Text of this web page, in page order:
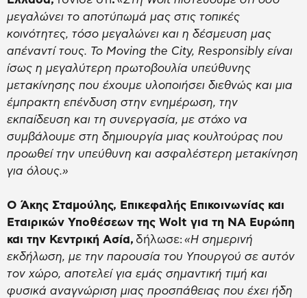
μεγαλώνει το αποτύπωμά μας στις τοπικές
κοινότητες, τόσο μεγαλώνει και η δέσμευση μας
απέναντί τους. Το Moving the City, Responsibly είναι
ίσως η μεγαλύτερη πρωτοβουλία υπεύθυνης
μετακίνησης που έχουμε υλοποιήσει διεθνώς και μια
έμπρακτη επένδυση στην ενημέρωση, την
εκπαίδευση και τη συνεργασία, με στόχο να
συμβάλουμε στη δημιουργία μιας κουλτούρας που
προωθεί την υπεύθυνη και ασφαλέστερη μετακίνηση
για όλους.»
Ο Άκης Σταμούλης, Επικεφαλής Επικοινωνίας και
Εταιρικών Υποθέσεων της Wolt για τη ΝΑ Ευρώπη
και την Κεντρική Ασία, δήλωσε: «Η σημερινή
εκδήλωση, με την παρουσία του Υπουργού σε αυτόν
τον χώρο, αποτελεί για εμάς σημαντική τιμή και
φυσικά αναγνώριση μιας προσπάθειας που έχει ήδη